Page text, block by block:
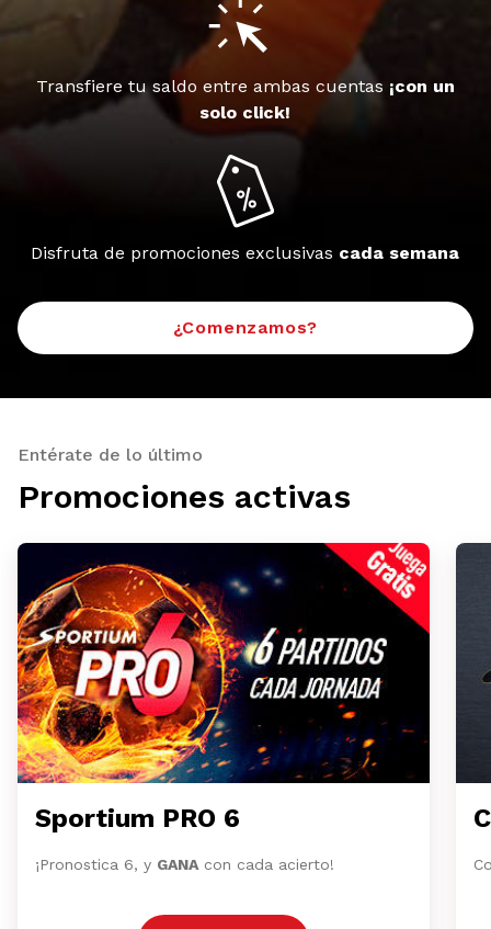
Transfiere tu saldo entre ambas cuentas ¡con un
solo click!
Disfruta de promociones exclusivas cada semana
¿Comenzamos?
Entérate de lo último
Promociones activas
Sportium PRO 6
¡Pronostica 6, y GANA con cada acierto!